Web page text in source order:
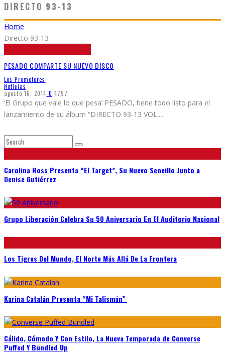
DIRECTO 93-13
Home
Directo 93-13
PESADO COMPARTE SU NUEVO DISCO
Los Promotores
Noticias
agosto 16, 2014 0 4797
‘El Grupo que vale lo que pesa’ PESADO, tiene todo listo para el
lanzamiento de su álbum “DIRECTO 93-13 VOL....
Carolina Ross Presenta “El Target”, Su Nuevo Sencillo Junto a
Denise Gutiérrez
Grupo Liberación Celebra Su 50 Aniversario En El Auditorio Nacional
Los Tigres Del Mundo, El Norte Más Allá De La Frontera
Karina Catalán Presenta “Mi Talismán”
Cálido, Cómodo Y Con Estilo, La Nueva Temporada de Converse
Puffed Y Bundled Up